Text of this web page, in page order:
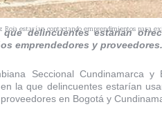
Roja estarían contactando emprendimientos para
delincuentes estarían
emprendedores y proveedores.
Seccional Cundinamarca
la que delincuentes estarían
en Bogotá y